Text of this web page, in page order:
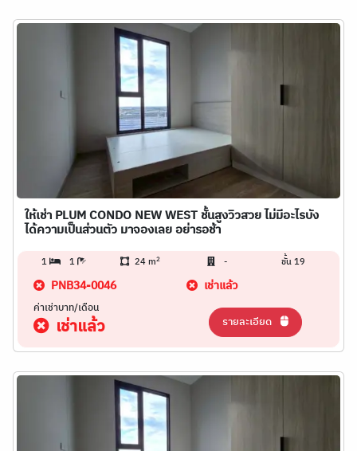
ให้เช่า PLUM CONDO NEW WEST ชั้นสูงวิวสวย ไม่มีอะไรบัง
ได้ความเป็นส่วนตัว มาจองเลย อย่ารอช้า
1 1 24 m2 - ชั้น 19
PNB34-0046 เช่าแล้ว
ค่าเช่าบาท/เดือน
เช่าแล้ว รายละเอียด